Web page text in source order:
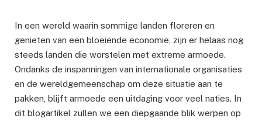
In een wereld waarin sommige landen floreren en
genieten van een bloeiende economie, zijn er helaas nog
steeds landen die worstelen met extreme armoede.
Ondanks de inspanningen van internationale organisaties
en de wereldgemeenschap om deze situatie aan te
pakken, blijft armoede een uitdaging voor veel naties. In
dit blogartikel zullen we een diepgaande blik werpen op